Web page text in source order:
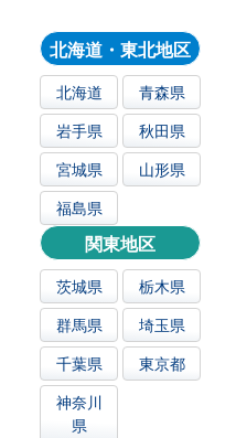
北海道・東北地区
北海道
青森県
岩手県
秋田県
宮城県
山形県
福島県
関東地区
茨城県
栃木県
群馬県
埼玉県
千葉県
東京都
神奈川
県